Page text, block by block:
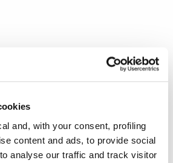
and, with your consent, profiling
content and ads, to provide social
analyse our traffic and track visitor
FASHION -FEBRUARY 28, 2025